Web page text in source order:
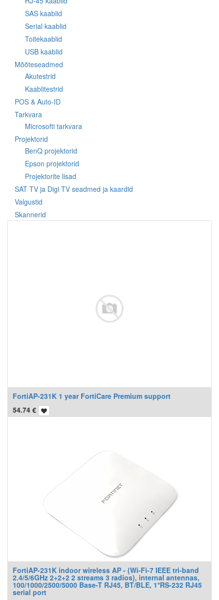
SAS kaablid
Serial kaablid
Toitekaablid
USB kaablid
Mõõteseadmed
Akutestrid
Kaablitestrid
POS & Auto-ID
Tarkvara
Microsofti tarkvara
Projektorid
BenQ projektorid
Epson projektorid
Projektorite lisad
SAT TV ja Digi TV seadmed ja kaardid
Valgustid
Skannerid
FortiAP-231K 1 year FortiCare Premium support
54.74 €
FortiAP-231K indoor wireless AP - (Wi-Fi-7 IEEE tri-band
2.4/5/6GHz 2+2+2 2 streams 3 radios), internal antennas,
100/1000/2500/5000 Base-T RJ45, BT/BLE, 1*RS-232 RJ45
serial port